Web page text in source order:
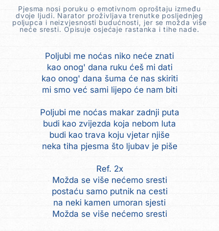
Pjesma nosi poruku o emotivnom oproštaju između
dvoje ljudi. Narator proživljava trenutke posljednjeg
poljupca i neizvjesnosti budućnosti, jer se možda više
neće sresti. Opisuje osjećaje rastanka i tihe nade.
Poljubi me noćas niko neće znati
kao onog' dana ruku ćeš mi dati
kao onog' dana šuma će nas skiriti
mi smo već sami lijepo će nam biti
Poljubi me noćas makar zadnji puta
budi kao zvijezda koja nebom luta
budi kao trava koju vjetar njiše
neka tiha pjesma što ljubav je piše
Ref. 2x
Možda se više nećemo sresti
postaću samo putnik na cesti
na neki kamen umoran sjesti
Možda se više nećemo sresti